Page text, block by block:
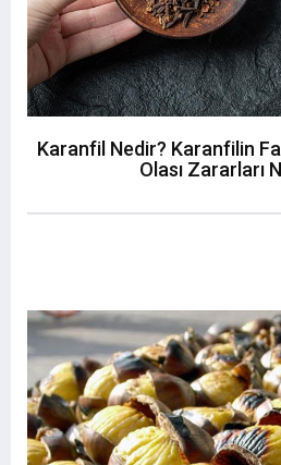
Karanfil Nedir? Karanfilin
Olası Zararları